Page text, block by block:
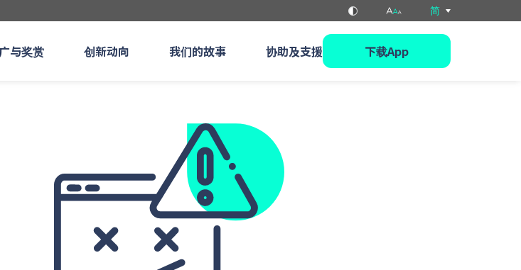
简
与奖赏 创新动向 我们的故事 协助及支援 下载App